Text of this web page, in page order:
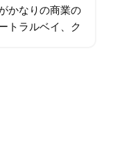
かなりの商業の
トラルベイ、ク